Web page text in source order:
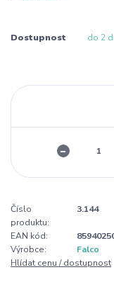
Dostupnost do 2
Číslo
produktu:
3.144
EAN kód:
Výrobce:
Falco
Hlídat cenu / dostupnost